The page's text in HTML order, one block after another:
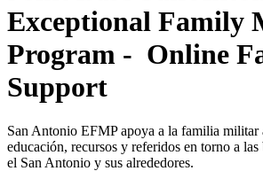
Exceptional Family
Program - Online
Support
San Antonio EFMP apoya a la familia militar
educación, recursos y referidos en torno a las
el San Antonio y sus alrededores.